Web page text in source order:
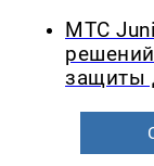
МТС
защиты